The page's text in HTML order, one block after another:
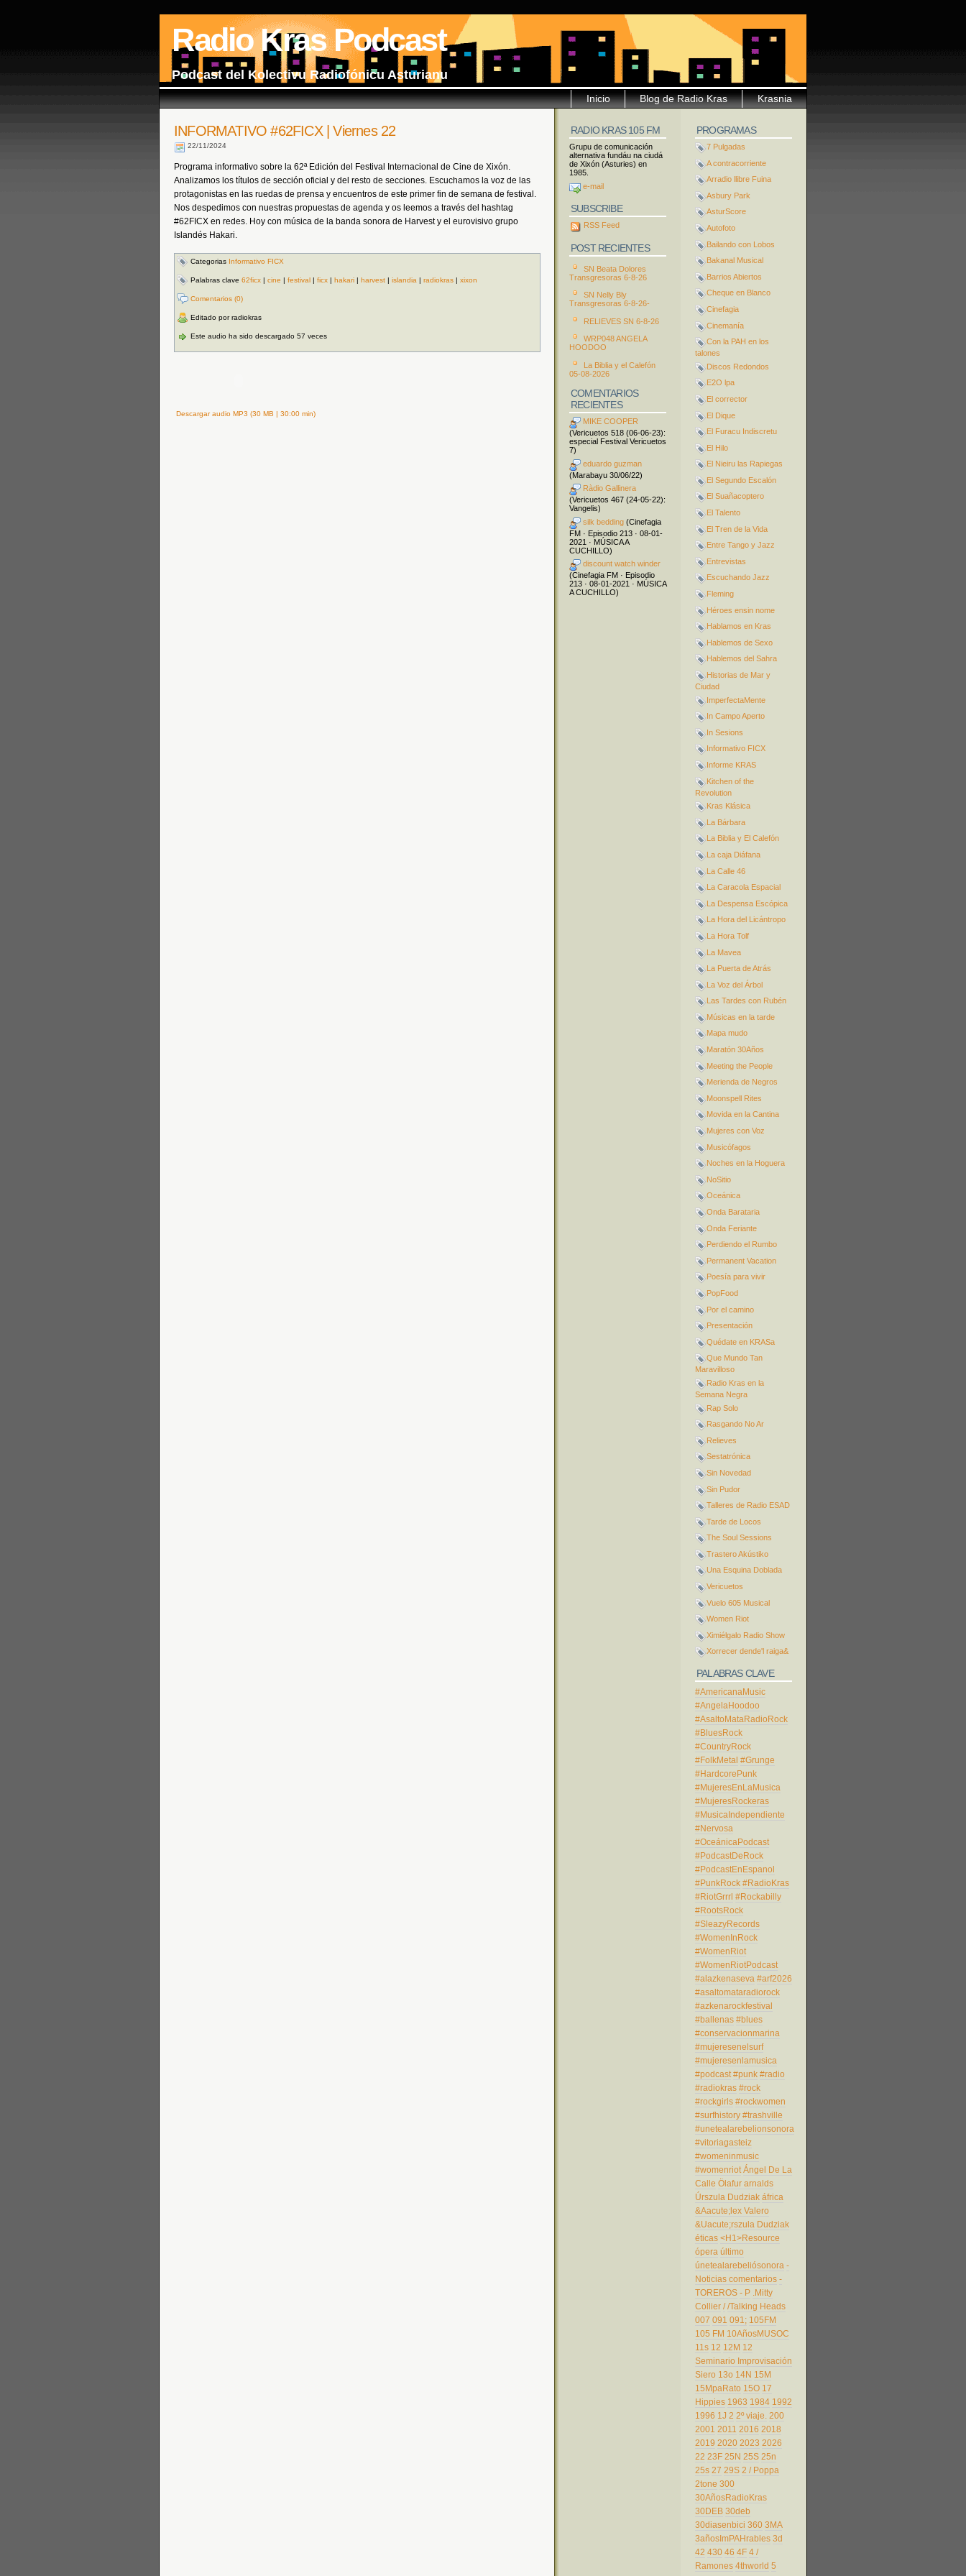
Radio Kras Podcast
Podcast del Kolectivu Radiofónicu Asturianu
Krasnia
Blog de Radio Kras
Inicio
INFORMATIVO #62FICX | Viernes 22
22/11/2024
Programa informativo sobre la 62ª Edición del Festival Internacional de Cine de Xixón.
Analizamos los títulos de sección oficial y del resto de secciones. Escuchamos la voz de las
protagonistas en las ruedas de prensa y encuentros de este primer fin de semana de festival.
Nos despedimos con nuestras propuestas de agenda y os leemos a través del hashtag
#62FICX en redes. Hoy con música de la banda sonora de Harvest y el eurovisivo grupo
Islandés Hakari.
Categorias Informativo FICX
Palabras clave 62ficx | cine | festival | ficx | hakari | harvest | islandia | radiokras | xixon
Comentarios (0)
Editado por radiokras
Este audio ha sido descargado 57 veces
Descargar audio MP3 (30 MB | 30:00 min)
PROGRAMAS
7 Pulgadas
A contracorriente
Arradio llibre Fuina
Asbury Park
AsturScore
Autofoto
Bailando con Lobos
Bakanal Musical
Barrios Abiertos
Cheque en Blanco
Cinefagia
Cinemanía
Con la PAH en los
talones
Discos Redondos
E2O lpa
El corrector
El Dique
El Furacu Indiscretu
El Hilo
El Nieiru las Rapiegas
El Segundo Escalón
El Suañacoptero
El Talento
El Tren de la Vida
Entre Tango y Jazz
Entrevistas
Escuchando Jazz
Fleming
Héroes ensin nome
Hablamos en Kras
Hablemos de Sexo
Hablemos del Sahra
Historias de Mar y
Ciudad
ImperfectaMente
In Campo Aperto
In Sesions
Informativo FICX
Informe KRAS
Kitchen of the
Revolution
Kras Klásica
La Bárbara
La Biblia y El Calefón
La caja Diáfana
La Calle 46
La Caracola Espacial
La Despensa Escópica
La Hora del Licántropo
La Hora Tolf
La Mavea
La Puerta de Atrás
La Voz del Árbol
Las Tardes con Rubén
Músicas en la tarde
Mapa mudo
Maratón 30Años
Meeting the People
Merienda de Negros
Moonspell Rites
Movida en la Cantina
Mujeres con Voz
Musicófagos
Noches en la Hoguera
NoSitio
Oceánica
Onda Barataria
Onda Feriante
Perdiendo el Rumbo
Permanent Vacation
Poesía para vivir
PopFood
Por el camino
Presentación
Quédate en KRASa
Que Mundo Tan
Maravilloso
Radio Kras en la
Semana Negra
Rap Solo
Rasgando No Ar
Relieves
Sestatrónica
Sin Novedad
Sin Pudor
Talleres de Radio ESAD
Tarde de Locos
The Soul Sessions
Trastero Akústiko
Una Esquina Doblada
Vericuetos
Vuelo 605 Musical
Women Riot
Ximiélgalo Radio Show
Xorrecer dende'l raiga&
PALABRAS CLAVE
#AmericanaMusic
#AngelaHoodoo
#AsaltoMataRadioRock
#BluesRock
#CountryRock
#FolkMetal #Grunge
#HardcorePunk
#MujeresEnLaMusica
#MujeresRockeras
#MusicaIndependiente
#Nervosa
#OceánicaPodcast
#PodcastDeRock
#PodcastEnEspanol
#PunkRock #RadioKras
#RiotGrrrl #Rockabilly
#RootsRock
#SleazyRecords
#WomenInRock
#WomenRiot
#WomenRiotPodcast
#alazkenaseva #arf2026
#asaltomataradiorock
#azkenarockfestival
#ballenas #blues
#conservacionmarina
#mujeresenelsurf
#mujeresenlamusica
#podcast #punk #radio
#radiokras #rock
#rockgirls #rockwomen
#surfhistory #trashville
#unetealarebelionsonora
#vitoriagasteiz
#womeninmusic
#womenriot Ángel De La
Calle Ölafur arnalds
Úrszula Dudziak áfrica
&Aacute;lex Valero
&Uacute;rszula Dudziak
éticas <H1>Resource
ópera último
únetealarebeliósonora -
Noticias comentarios -
TOREROS - P .Mitty
Collier / /Talking Heads
007 091 091; 105FM
105 FM 10AñosMUSOC
11s 12 12M 12
Seminario Improvisación
Siero 13o 14N 15M
15MpaRato 15O 17
Hippies 1963 1984 1992
1996 1J 2 2º viaje. 200
2001 2011 2016 2018
2019 2020 2023 2026
22 23F 25N 25S 25n
25s 27 29S 2 / Poppa
2tone 300
30AñosRadioKras
30DEB 30deb
30diasenbici 360 3MA
3añosImPAHrables 3d
42 430 46 4F 4 /
Ramones 4thworld 5
RADIO KRAS 105 FM
Grupu de comunicación
alternativa fundáu na ciudá
de Xixón (Asturies) en
1985.
e-mail
SUBSCRIBE
RSS Feed
POST RECIENTES
SN Beata Dolores
Transgresoras 6-8-26
SN Nelly Bly
Transgresoras 6-8-26-
RELIEVES SN 6-8-26
WRP048 ANGELA
HOODOO
La Biblia y el Calefón
05-08-2026
COMENTARIOS
RECIENTES
MIKE COOPER
(Vericuetos 518 (06-06-23):
especial Festival Vericuetos
7)
eduardo guzman
(Marabayu 30/06/22)
Ràdio Gallinera
(Vericuetos 467 (24-05-22):
Vangelis)
silk bedding (Cinefagia
FM · Episodio 213 · 08-01-
2021 · MÚSICA A
CUCHILLO)
discount watch winder
(Cinefagia FM · Episodio
213 · 08-01-2021 · MÚSICA
A CUCHILLO)